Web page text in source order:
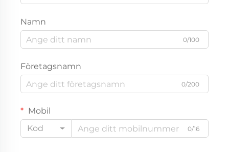
Namn
0/100
Företagsnamn
0/200
Mobil
Kod
0/16